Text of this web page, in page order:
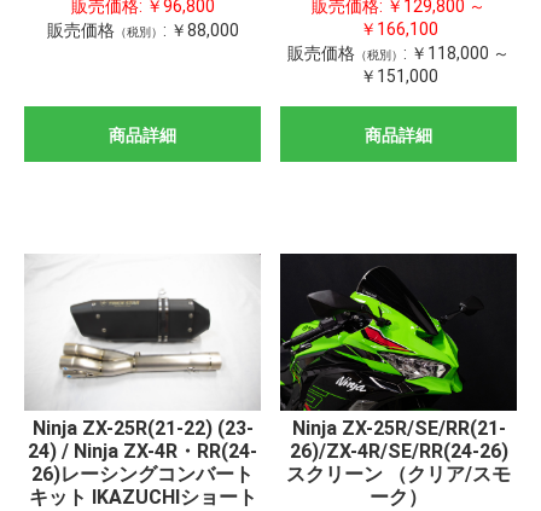
販売価格: ￥96,800
販売価格（税別） : ￥88,000
商品詳細
販売価格: ￥129,800 ～
￥166,100
販売価格 （税別） : ￥118,000 ～
￥151,000
商品詳細
Ninja ZX-25R(21-22) (23-
24) / Ninja ZX-4R・RR(24-
26)レーシングコンバート
キット IKAZUCHIショート
Ninja ZX-25R/SE/RR(21-
26)/ZX-4R/SE/RR(24-26)
スクリーン （クリア/スモ
ーク）